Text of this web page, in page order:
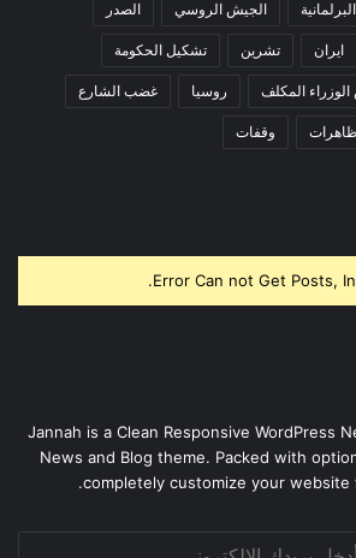
الجيش الروسي الصدر
ايران تشرين تشكيل الحكومة
المكلف روسيا غضب الشارع
وقفات
Error Can not Get Posts,
Jannah is a Clean Responsive WordPress
News and Blog theme. Packed with
completely customize your website